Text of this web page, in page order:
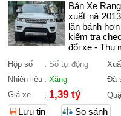
Bán Xe
xuất nă
lăn bánh
kiểm tra
đổi xe - Thu
Hộp số : Số tự động
Nhiên liệu : Xăng Đã
Giá xe
: 1,39 tỷ
Lưu tin So sánh